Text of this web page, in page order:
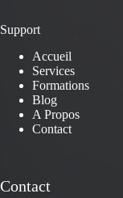
Support
Accueil
Services
Formations
Blog
A Propos
Contact
Contact